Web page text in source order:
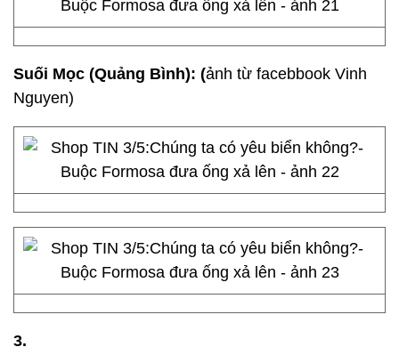
Suối Mọc (Quảng Bình): (ảnh từ facebbook Vinh
Nguyen)
3.